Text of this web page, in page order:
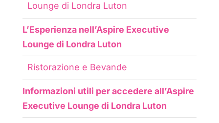
Lounge di Londra Luton
L’Esperienza nell’Aspire Executive
Lounge di Londra Luton
Ristorazione e Bevande
Informazioni utili per accedere all’Aspire
Executive Lounge di Londra Luton